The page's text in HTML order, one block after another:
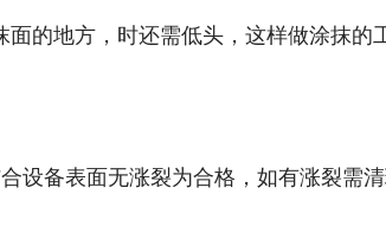
地方，时还需低头，这样做涂抹的
备表面无涨裂为合格，如有涨裂需清